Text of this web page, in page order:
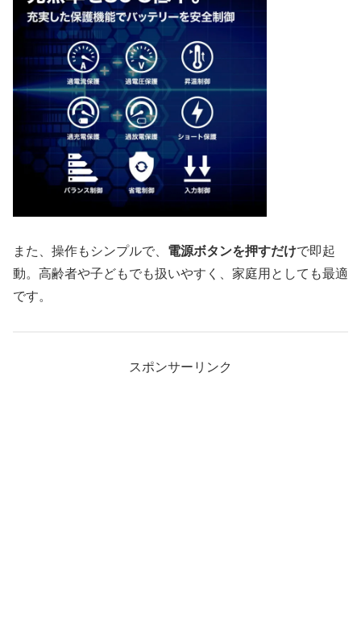
また、操作もシンプルで、 電源ボタンを押すだけで即起
動。高齢者や子どもでも扱いやすく、家庭用としても最適
です。
スポンサーリンク